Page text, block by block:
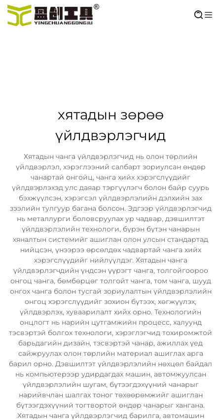
хятадын зөрөө
үйлдвэрлэгчид
Хятадын чанга үйлдвэрлэгчид нь олон төрлийн
үйлдвэрлэл, хэрэглээний салбарт зориулсан өндөр
чанартай онгойц, чанга хийх хэрэгслүүдийг
үйлдвэрлэхэд улс даяар тэргүүлэгч болон байр суурь
бэхжүүлсэн, хэрэгсэл үйлдвэрлэлийн дэлхийн зах
зээлийн тулгуур багана болсон. Эдгээр үйлдвэрлэгчид
нь металлурги боловсруулах ур чадвар, дэвшилтэт
үйлдвэрлэлийн технологи, бүрэн бүтэн чанарын
хяналтын системийг ашиглан олон улсын стандартад
нийцсэн, үнээрээ өрсөлдөх чадвартай чанга хийх
хэрэгслүүдийг нийлүүлдэг. Хятадын чанга
үйлдвэрлэгчдийн үндсэн үүрэгт чанга, толгойгоороо
онгоц чанга, бөмбөрцөг толгойт чанга, том чанга, шууд
онгох чанга болон тусгай зориулалтын үйлдвэрлэлийн
онгоц хэрэгслүүдийг зохион бүтээх, хөгжүүлэх,
үйлдвэрлэх, хуваарилалт хийх орно. Технологийн
онцлогт нь нарийн цутгамжийн процесс, халуунд
тэсвэртэй болгох технологи, хэрэглэгчид тохиромжтой
барьдагийн дизайн, тэсвэртэй чанар, ажиллах үед
сайжруулах олон төрлийн материал ашиглах арга
барил орно. Дэвшилтэт үйлдвэрлэлийн нөхцөл байдал
нь компьютерээр удирдагдах машин, автомжуулсан
үйлдвэрлэлийн шугам, бүтээгдэхүүний чанарыг
нарийвчлан шалгах тоног төхөөрөмжийг ашиглан
бүтээгдэхүүний тогтвортой өндөр чанарыг хангана.
Хятадын чанга үйлдвэрлэгчид барилга, автомашин